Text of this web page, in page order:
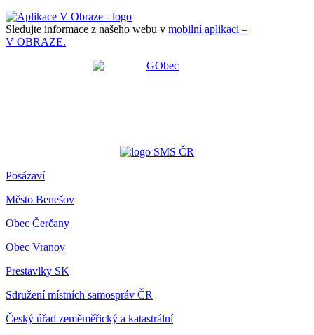
Sledujte informace z našeho webu v mobilní aplikaci –
V OBRAZE.
Posázaví
Město Benešov
Obec Čerčany
Obec Vranov
Prestavlky SK
Sdružení místních samospráv ČR
Český úřad zeměměřický a katastrální